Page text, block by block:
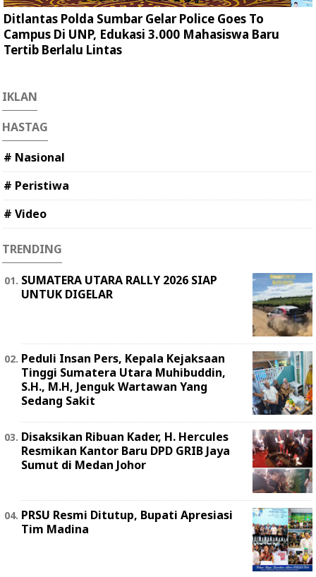
Ditlantas Polda Sumbar Gelar Police Goes To
Campus Di UNP, Edukasi 3.000 Mahasiswa Baru
Tertib Berlalu Lintas
IKLAN
HASTAG
# Nasional
# Peristiwa
# Video
TRENDING
SUMATERA UTARA RALLY 2026 SIAP
UNTUK DIGELAR
Peduli Insan Pers, Kepala Kejaksaan
Tinggi Sumatera Utara Muhibuddin,
S.H., M.H, Jenguk Wartawan Yang
Sedang Sakit
Disaksikan Ribuan Kader, H. Hercules
Resmikan Kantor Baru DPD GRIB Jaya
Sumut di Medan Johor
PRSU Resmi Ditutup, Bupati Apresiasi
Tim Madina